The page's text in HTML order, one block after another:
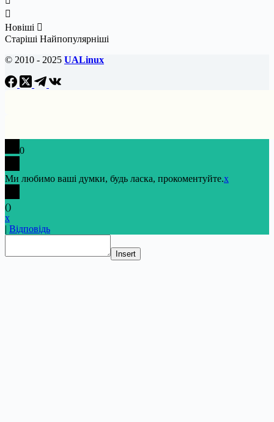
Новіші
Старіші Найпопулярніші
© 2010 - 2025 UALinux
0
Ми любимо ваші думки, будь ласка, прокоментуйте.x
()
x
| Відповідь
Insert